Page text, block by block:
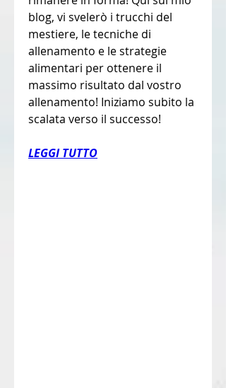
blog, vi svelerò i trucchi del
mestiere, le tecniche di
allenamento e le strategie
alimentari per ottenere il
massimo risultato dal vostro
allenamento! Iniziamo subito la
scalata verso il successo!
LEGGI TUTTO